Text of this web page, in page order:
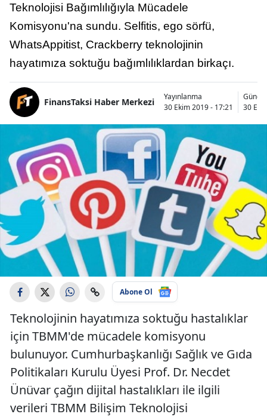
Teknolojisi Bağımlılığıyla Mücadele
Komisyonu'na sundu. Selfitis, ego sörfü,
WhatsAppitist, Crackberry teknolojinin
hayatımıza soktuğu bağımlılıklardan birkaçı.
FinansTaksi Haber Merkezi
Yayınlanma
30 Ekim 2019 - 17:21
30
Abone Ol
Teknolojinin hayatımıza soktuğu hastalıklar
için TBMM'de mücadele komisyonu
bulunuyor. Cumhurbaşkanlığı Sağlık ve Gıda
Politikaları Kurulu Üyesi Prof. Dr. Necdet
Ünüvar çağın dijital hastalıkları ile ilgili
verileri TBMM Bilişim Teknolojisi